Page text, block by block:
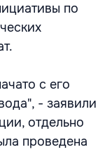
по
с его
- заявили
отдельно
проведена